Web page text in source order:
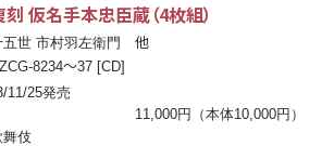
刻 仮名手本忠臣蔵（4枚組）
五世 市村羽左衛門 他
8234〜37 [CD]
11/25発売
11,000円（本体10,000円）
舞伎